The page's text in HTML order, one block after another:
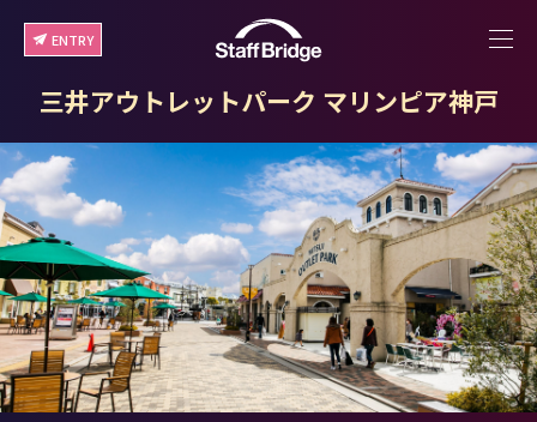
ENTRY
三井アウトレットパーク マリンピア神戸